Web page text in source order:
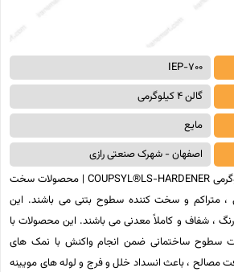
IEP-700
گالن 4 کیلوگرمی
مایع
اصفهان - شهرک صنعتی رازی
مایع سخت کننده بتن 4 کیلوگرمی COUPSYL®LS-HARDENER | محصولات سخت
، متراکم و سخت کننده سطوح بتنی می باشند. این
، شفاف و کاملاً معدنی می باشند. این محصولات با
سطوح ساختمانی ضمن انجام واکنش با نمک‌ های
مصالح ، باعث انسداد خلل و فرج و لوله‌ های مویینه